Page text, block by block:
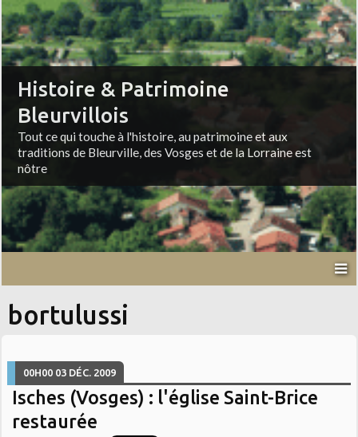
Histoire & Patrimoine
Bleurvillois
Tout ce qui touche à l'histoire, au patrimoine et aux
traditions de Bleurville, des Vosges et de la Lorraine est
nôtre
bortulussi
00H00 03 DÉC. 2009
Isches (Vosges) : l'église Saint-Brice
restaurée